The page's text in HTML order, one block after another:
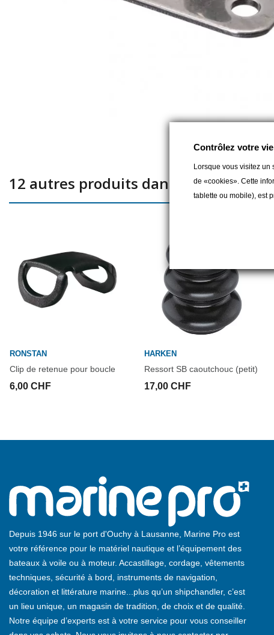
12 autres produits dans la même
RONSTAN
Clip de retenue pour boucle
6,00 CHF
HARKEN
Ressort SB caoutchouc (petit)
17,00 CHF
Depuis 1946 sur le port d'Ouchy à Lausanne, Marine Pro est
votre référence pour le matériel nautique et l’équipement des
bateaux à voile ou à moteur. Accastillage, cordage, vêtements
techniques, sécurité à bord, instruments de navigation,
décoration et littérature marine...plus qu’un shipchandler, c’est
un lieu unique, un magasin de tradition, de choix et de qualité.
Notre équipe d’experts est à votre service pour vous conseiller
Contrôlez votre
Lorsque vous visitez un
de «cookies». Cette
tablette ou mobile), est